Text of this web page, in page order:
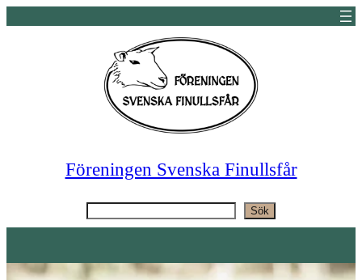
Föreningen Svenska Finullsfår
Sök